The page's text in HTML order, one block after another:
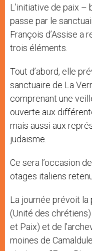
L’initiative de paix –
passe par le
François d’Assise a
trois éléments.
Tout d’abord, elle
sanctuaire de La
comprenant une
ouverte aux
mais aussi aux
judaïsme.
Ce sera l’occasion
otages italiens
La journée prévoit
(Unité des
et Paix) et de
moines de